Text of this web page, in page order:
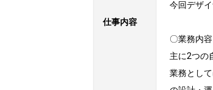
仕事内容
今回デザ
〇業務内容
主に2つの
業務とし